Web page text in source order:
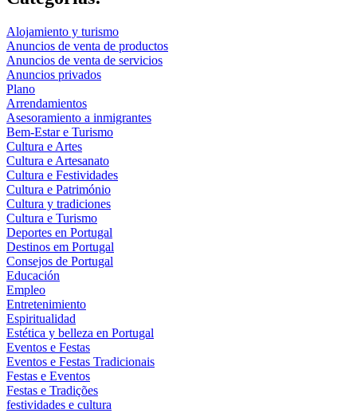
Alojamiento y turismo
Anuncios de venta de productos
Anuncios de venta de servicios
Anuncios privados
Plano
Arrendamientos
Asesoramiento a inmigrantes
Bem-Estar e Turismo
Cultura e Artes
Cultura e Artesanato
Cultura e Festividades
Cultura e Património
Cultura y tradiciones
Cultura e Turismo
Deportes en Portugal
Destinos em Portugal
Consejos de Portugal
Educación
Empleo
Entretenimiento
Espiritualidad
Estética y belleza en Portugal
Eventos e Festas
Eventos e Festas Tradicionais
Festas e Eventos
Festas e Tradições
festividades e cultura